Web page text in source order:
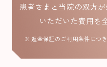
患者さまと当院の双方が
いただいた費用を
※ 返金保証のご利用条件につ